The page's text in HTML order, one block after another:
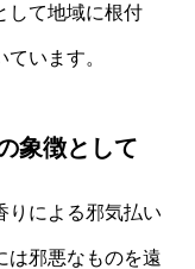
して地域に根付
います。
象徴として
りによる邪気払い
は邪悪なものを遠